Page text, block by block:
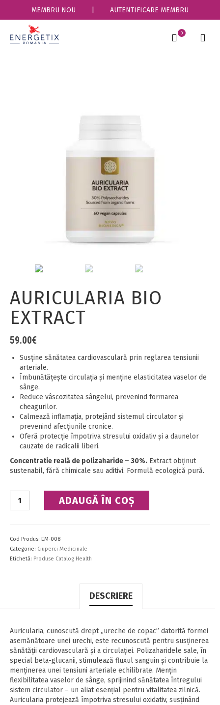
MEMBRU NOU AUTENTIFICARE MEMBRU
0
AURICULARIA BIO
EXTRACT
59.00€
Susține sănătatea cardiovasculară prin reglarea tensiunii
arteriale.
Îmbunătățește circulația și menține elasticitatea vaselor de
sânge.
Reduce vâscozitatea sângelui, prevenind formarea
cheagurilor.
Calmează inflamația, protejând sistemul circulator și
prevenind afecțiunile cronice.
Oferă protecție împotriva stresului oxidativ și a daunelor
cauzate de radicalii liberi.
Concentratie reală de polizaharide – 30%. Extract obținut
sustenabil, fără chimicale sau aditivi. Formulă ecologică pură.
AURICULARIA
ADAUGĂ ÎN COȘ
Cod Produs: EM-008
Categorie: Ciuperci Medicinale
Etichetă: Produse Catalog Health
DESCRIERE
Auricularia, cunoscută drept „ureche de copac” datorită formei
asemănătoare unei urechi, este recunoscută pentru susținerea
sănătăţii cardiovasculară și a circulației. Polizaharidele sale, în
special beta-glucanii, stimulează fluxul sanguin și contribuie la
menținerea unei tensiuni arteriale echilibrate. Mențin
flexibilitatea vaselor de sânge, sprijinind sănătatea întregului
sistem circulator – un aliat esențial pentru vitalitatea zilnică.
Auricularia protejează împotriva stresului oxidativ, susținând